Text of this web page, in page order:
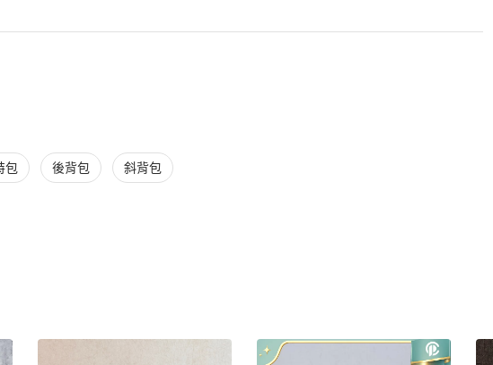
品推薦
包 後背包 斜背包
品